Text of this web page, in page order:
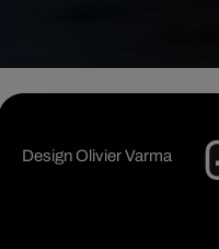
DesignOlivier Varma